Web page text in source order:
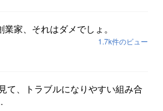
業家、それはダメでしょ。
1.7k件のビュー
て、トラブルになりやすい組み合